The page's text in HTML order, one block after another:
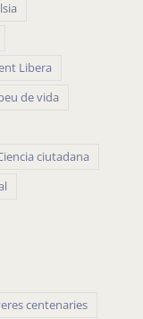
Libera
de vida
ciutadana
centenaries